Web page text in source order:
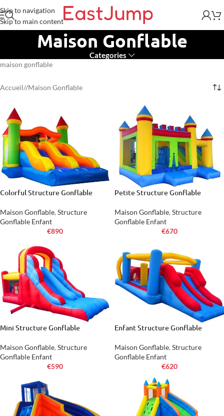
Skip to navigation
Skip to main content
Maison Gonflable
Categories
maison gonflable
Accueil/ Maison Gonflable
Colorful Structure Gonflable
Maison Gonflable, Structure
Gonflable Enfant
€890
Petite Structure Gonflable
Maison Gonflable, Structure
Gonflable Enfant
€670
Mini Structure Gonflable
Maison Gonflable, Structure
Gonflable Enfant
€590
Enfant Structure Gonflable
Maison Gonflable, Structure
Gonflable Enfant
€620